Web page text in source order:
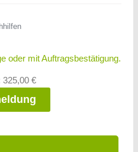
oder mit Auftragsbestätigung.
325,00 €